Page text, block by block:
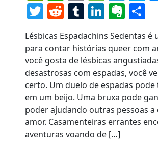
Twitter
Reddit
Tumblr
Lésbicas Espadachins Sedentas é
para contar histórias queer com
você gosta de lésbicas
desastrosas com espadas, você
certo. Um duelo de espadas
em um beijo. Uma bruxa pode
poder ajudando outras pessoas
amor. Casamenteiras errantes
aventuras voando de […]